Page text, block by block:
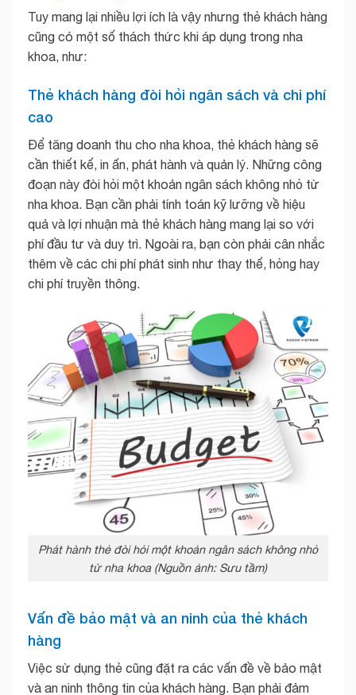
Tuy mang lại nhiều lợi ích là vậy nhưng thẻ khách hàng
cũng có một số thách thức khi áp dụng trong nha
khoa, như:
Thẻ khách hàng đòi hỏi ngân sách và chi phí
cao
Để tăng doanh thu cho nha khoa, thẻ khách hàng sẽ
cần thiết kế, in ấn, phát hành và quản lý. Những công
đoạn này đòi hỏi một khoản ngân sách không nhỏ từ
nha khoa. Bạn cần phải tính toán kỹ lưỡng về hiệu
quả và lợi nhuận mà thẻ khách hàng mang lại so với
phí đầu tư và duy trì. Ngoài ra, bạn còn phải cân nhắc
thêm về các chi phí phát sinh như thay thế, hỏng hay
chi phí truyền thông.
Phát hành thẻ đòi hỏi một khoản ngân sách không nhỏ
từ nha khoa (Nguồn ảnh: Sưu tầm)
Vấn đề bảo mật và an ninh của thẻ khách
hàng
Việc sử dụng thẻ cũng đặt ra các vấn đề về bảo mật
và an ninh thông tin của khách hàng. Bạn phải đảm